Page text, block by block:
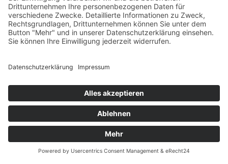
Zahlung und Versand
Datenschutz
Fernabsatz
Widerrufsrecht bei Dienstleistungen
Kontakt
Garantiefall
Batterieverordnung
Ergänzende Allgemeine Geschäftsbedingungen zum